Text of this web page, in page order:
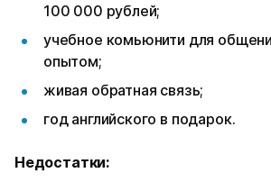
100 000 рублей;
учебное комьюнити для
опытом;
живая обратная связь;
год английского в подарок.
Недостатки: